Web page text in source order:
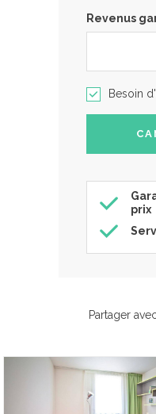
Revenus
Besoin
prix
Partager